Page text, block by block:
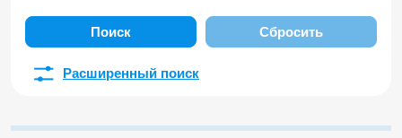
Поиск Сбросить
Расширенный поиск